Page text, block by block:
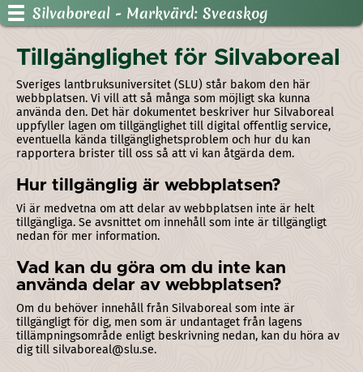
Silvaboreal - Markvärd: Sveaskog
Tillgänglighet för Silvaboreal
Sveriges lantbruksuniversitet (SLU) står bakom den här
webbplatsen. Vi vill att så många som möjligt ska kunna
använda den. Det här dokumentet beskriver hur Silvaboreal
uppfyller lagen om tillgänglighet till digital offentlig service,
eventuella kända tillgänglighetsproblem och hur du kan
rapportera brister till oss så att vi kan åtgärda dem.
Hur tillgänglig är webbplatsen?
Vi är medvetna om att delar av webbplatsen inte är helt
tillgängliga. Se avsnittet om innehåll som inte är tillgängligt
nedan för mer information.
Vad kan du göra om du inte kan
använda delar av webbplatsen?
Om du behöver innehåll från Silvaboreal som inte är
tillgängligt för dig, men som är undantaget från lagens
tillämpningsområde enligt beskrivning nedan, kan du höra av
dig till silvaboreal@slu.se.